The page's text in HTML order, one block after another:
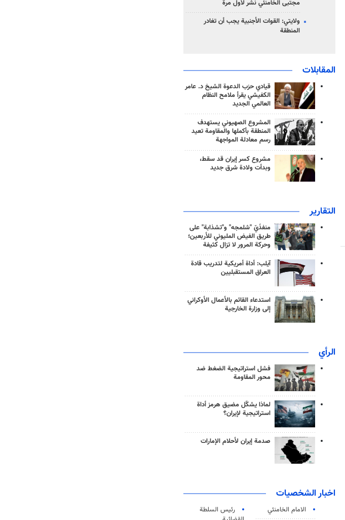
مجتبى الخامنئي نشر لأول مرة
ولايتي: القوات الأجنبية يجب أن تغادر
المنطقة
المقابلات
قيادي حزب الدعوة الشيخ د. عامر
الكفيشي يقرأ ملامح النظام
العالمي الجديد
المشروع الصهيوني يستهدف
المنطقة بأكملها والمقاومة تعيد
رسم معادلة المواجهة
مشروع كسر إيران قد سقط،
وبدأت ولادة شرق جديد
التقارير
منفذَيّ "شلمجه" و"تشذابة" على
طريق الفيض المليوني للأربعين؛
وحركة المرور لا تزال كثيفة
آيلب: أداة أمريكية لتدريب قادة
العراق المستقبليين
استدعاء القائم بالأعمال الأوكراني
إلى وزارة الخارجية
الرأي
فشل استراتيجية الضغط ضد
محور المقاومة
لماذا يشكّل مضيق هرمز أداة
استراتيجية لإيران؟
صدمة إيران لأحلام الإمارات
اخبار الشخصيات
الامام الخامنئي
رئیس السلطة